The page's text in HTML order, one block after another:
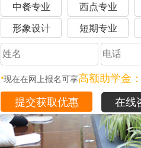
中餐专业 西点专业
形象设计 短期专业
*现在在网上报名可享高额助学金
在线